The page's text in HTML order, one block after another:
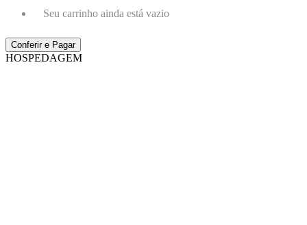
Seu carrinho ainda está vazio
Conferir e Pagar
HOSPEDAGEM